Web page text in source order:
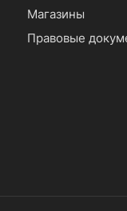
Магазины
Правовые